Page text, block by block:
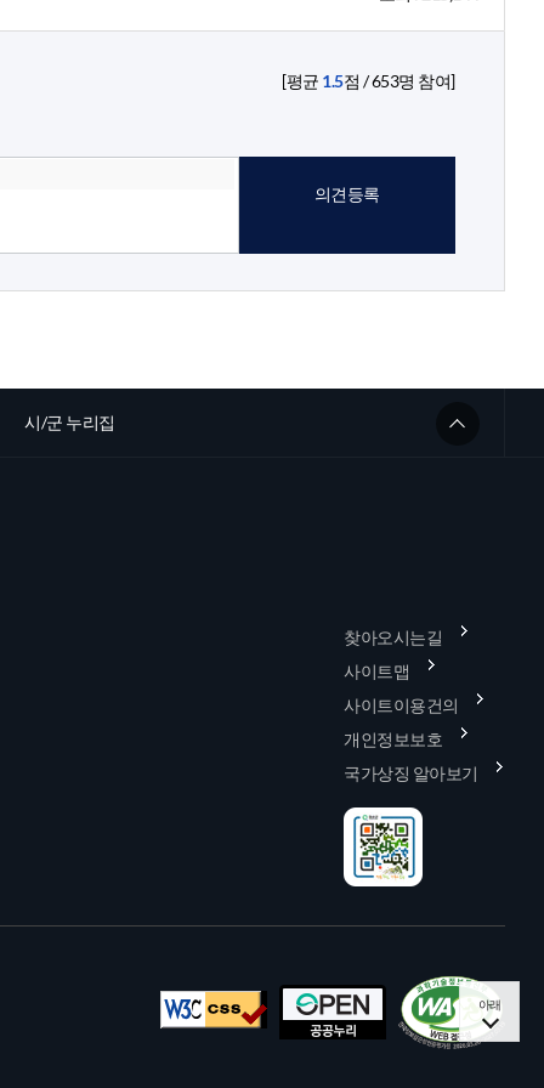
[평균 1.5점 /653명 참여]
의견등록
시/군 누리집
찾아오시는길
사이트맵
사이트이용건의
개인정보보호
국가상징 알아보기
아래